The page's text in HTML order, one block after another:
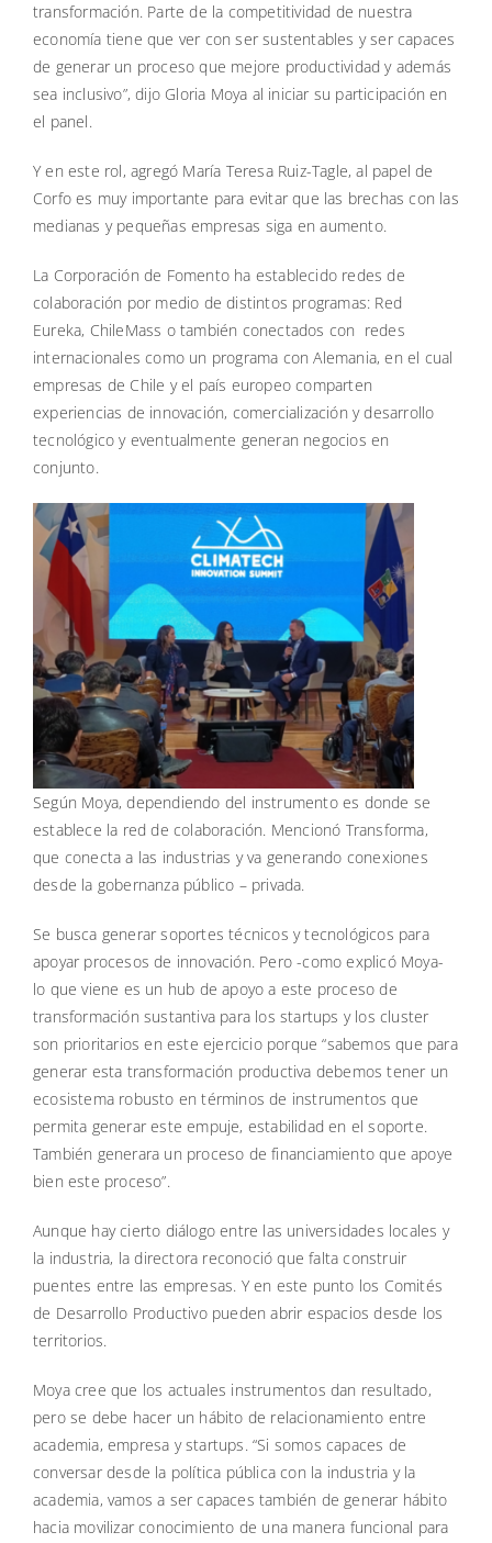
transformación. Parte de la competitividad de nuestra
economía tiene que ver con ser sustentables y ser capaces
de generar un proceso que mejore productividad y además
sea inclusivo”, dijo Gloria Moya al iniciar su participación en
el panel.
Y en este rol, agregó María Teresa Ruiz-Tagle, al papel de
Corfo es muy importante para evitar que las brechas con las
medianas y pequeñas empresas siga en aumento.
La Corporación de Fomento ha establecido redes de
colaboración por medio de distintos programas: Red
Eureka, ChileMass o también conectados con redes
internacionales como un programa con Alemania, en el cual
empresas de Chile y el país europeo comparten
experiencias de innovación, comercialización y desarrollo
tecnológico y eventualmente generan negocios en
conjunto.
Según Moya, dependiendo del instrumento es donde se
establece la red de colaboración. Mencionó Transforma,
que conecta a las industrias y va generando conexiones
desde la gobernanza público – privada.
Se busca generar soportes técnicos y tecnológicos para
apoyar procesos de innovación. Pero -como explicó Moya-
lo que viene es un hub de apoyo a este proceso de
transformación sustantiva para los startups y los cluster
son prioritarios en este ejercicio porque “sabemos que para
generar esta transformación productiva debemos tener un
ecosistema robusto en términos de instrumentos que
permita generar este empuje, estabilidad en el soporte.
También generara un proceso de financiamiento que apoye
bien este proceso”.
Aunque hay cierto diálogo entre las universidades locales y
la industria, la directora reconoció que falta construir
puentes entre las empresas. Y en este punto los Comités
de Desarrollo Productivo pueden abrir espacios desde los
territorios.
Moya cree que los actuales instrumentos dan resultado,
pero se debe hacer un hábito de relacionamiento entre
academia, empresa y startups. “Si somos capaces de
conversar desde la política pública con la industria y la
academia, vamos a ser capaces también de generar hábito
hacia movilizar conocimiento de una manera funcional para